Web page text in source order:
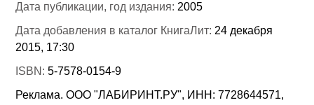
Дата публикации, год издания: 2005
Дата добавления в каталог КнигаЛит: 24 декабря
2015, 17:30
ISBN:5-7578-0154-9
Реклама. ООО "ЛАБИРИНТ.РУ", ИНН: 7728644571,